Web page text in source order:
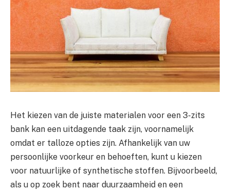
Het kiezen van de juiste materialen voor een 3-zits
bank kan een uitdagende taak zijn, voornamelijk
omdat er talloze opties zijn. Afhankelijk van uw
persoonlijke voorkeur en behoeften, kunt u kiezen
voor natuurlijke of synthetische stoffen. Bijvoorbeeld,
als u op zoek bent naar duurzaamheid en een